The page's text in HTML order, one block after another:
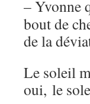
– Yvonne
bout de
de la
Le soleil
oui, le